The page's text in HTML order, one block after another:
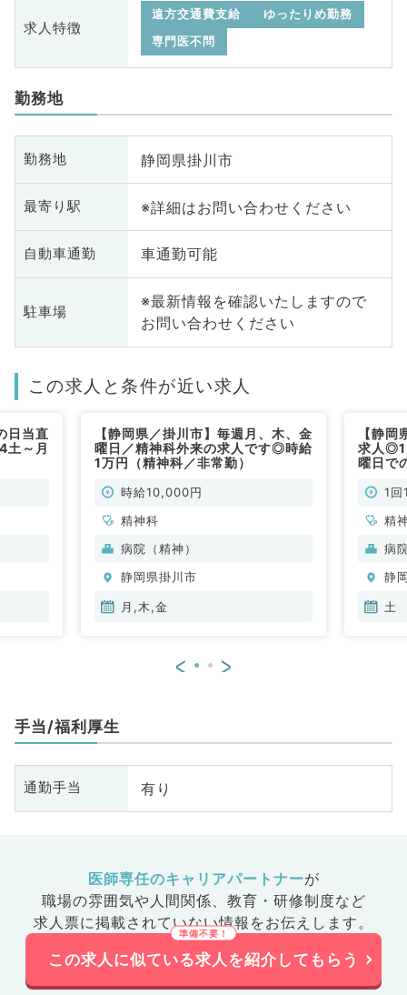
求人特徴
遠方交通費支給
ゆったりめ勤務
専門医不問
勤務地
勤務地 静岡県掛川市
最寄り駅 ※詳細はお問い合わせください
自動車通勤 車通勤可能
駐車場
※最新情報を確認いたしますので
お問い合わせください
この求人と条件が近い求人
日当直
～月
【静岡県／掛川市】毎週月、木、金
曜日／精神科外来の求人です◎時給
1万円（精神科／非常勤）
時給10,000円
精神科
病院（精神）
静岡県掛川市
月,木,金
【静
求人◎1
曜日で
1
精
病
静
土
< >
手当/福利厚生
通勤手当 有り
医師専任のキャリアパートナーが
職場の雰囲気や人間関係、 教育・研修制度など
求人票に掲載されていない情報をお伝えします。
この求人に似ている求人を紹介してもらう